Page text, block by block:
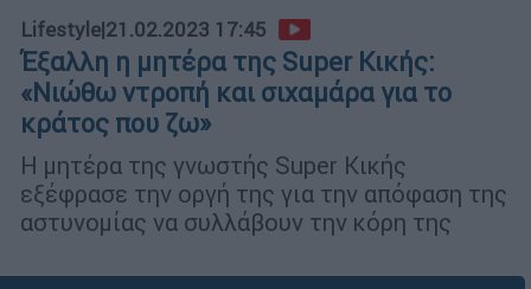
Lifestyle|21.02.2023 17:45
Έξαλλη η μητέρα της Super Κικής:
«Νιώθω ντροπή και σιχαμάρα για το
κράτος που ζω»
Η μητέρα της γνωστής Super Κικής
εξέφρασε την οργή της για την απόφαση της
αστυνομίας να συλλάβουν την κόρη της